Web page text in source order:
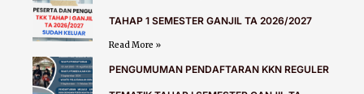
TAHAP 1 SEMESTER GANJIL TA 2026/2027
Read More »
PENGUMUMAN PENDAFTARAN KKN REGULER